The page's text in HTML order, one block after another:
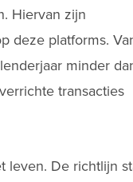
Hiervan zijn
deze platforms.
minder
transacties
leven. De richtlijn